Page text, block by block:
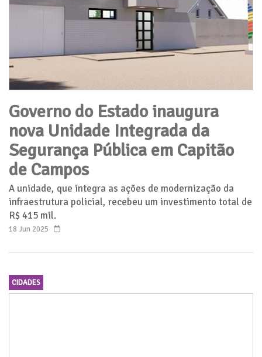
Governo do Estado inaugura
nova Unidade Integrada da
Segurança Pública em Capitão
de Campos
A unidade, que integra as ações de modernização da
infraestrutura policial, recebeu um investimento total de
R$ 415 mil.
18 Jun 2025
CIDADES